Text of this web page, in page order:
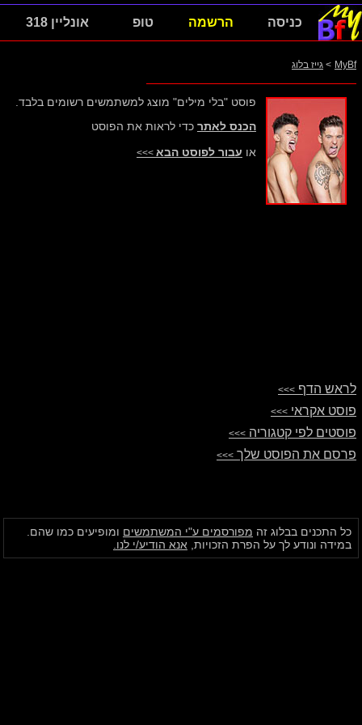
כניסה הרשמה טופ אונליין 318
MyBf
> גייז בלוג
פוסט "בלי מילים" מוצג למשתמשים רשומים בלבד.
הכנס לאתר כדי לראות את הפוסט
או עבור לפוסט הבא >>>
לראש הדף >>>
פוסט אקראי >>>
פוסטים לפי קטגוריה >>>
פרסם את הפוסט שלך >>>
כל התכנים בבלוג זה מפורסמים ע"י המשתמשים ומופיעים כמו שהם.
במידה ונודע לך על הפרת הזכויות, אנא הודיע/י לנו.